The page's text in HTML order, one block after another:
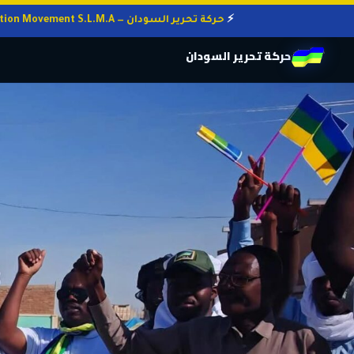
حركة تحرير السودان — Sudan Liberation Movement S.L.M.A
حركة تحرير السودان